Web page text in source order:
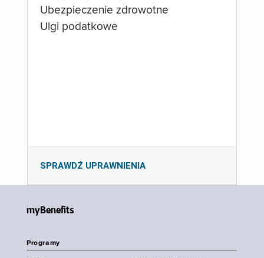
Ubezpieczenie zdrowotne
Ulgi podatkowe
SPRAWDŹ UPRAWNIENIA
myBenefits
Programy